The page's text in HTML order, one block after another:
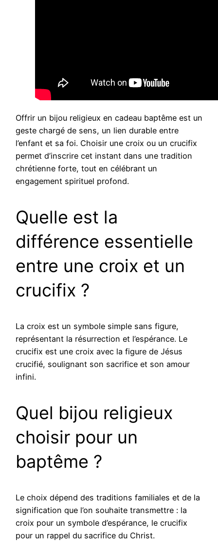
Offrir un bijou religieux en cadeau baptême est un
geste chargé de sens, un lien durable entre
l’enfant et sa foi. Choisir une croix ou un crucifix
permet d’inscrire cet instant dans une tradition
chrétienne forte, tout en célébrant un
engagement spirituel profond.
Quelle est la
différence essentielle
entre une croix et un
crucifix ?
La croix est un symbole simple sans figure,
représentant la résurrection et l’espérance. Le
crucifix est une croix avec la figure de Jésus
crucifié, soulignant son sacrifice et son amour
infini.
Quel bijou religieux
choisir pour un
baptême ?
Le choix dépend des traditions familiales et de la
signification que l’on souhaite transmettre : la
croix pour un symbole d’espérance, le crucifix
pour un rappel du sacrifice du Christ.